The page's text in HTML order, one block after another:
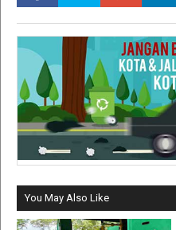
You May Also Like